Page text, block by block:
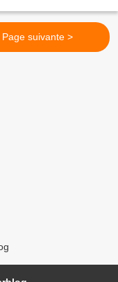
Page suivante >